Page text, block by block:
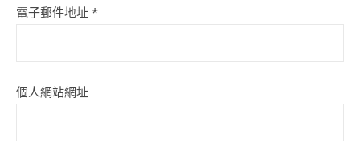
電子郵件地址 *
個人網站網址